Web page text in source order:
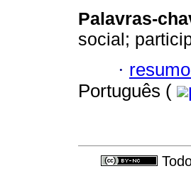
Palavras-
social;
·
Português (